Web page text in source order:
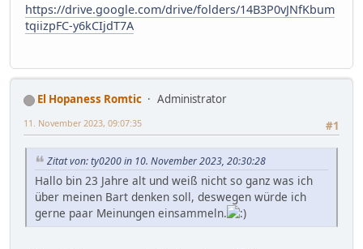
https://drive.google.com/drive/folders/14B3P0vJNfKbum
tqiizpFC-y6kCIjdT7A
El Hopaness Romtic
Administrator
#1
11. November 2023, 09:07:35
Zitat von: ty0200 in 10. November 2023, 20:30:28
Hallo bin 23 Jahre alt und weiß nicht so ganz was ich
über meinen Bart denken soll, deswegen würde ich
gerne paar Meinungen einsammeln.